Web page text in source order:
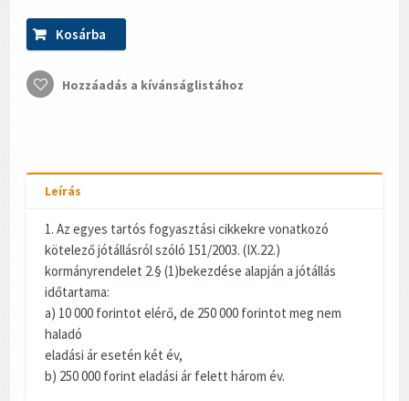
Kosárba
Hozzáadás a kívánságlistához
Leírás
1. Az egyes tartós fogyasztási cikkekre vonatkozó
kötelező jótállásról szóló 151/2003. (IX.22.)
kormányrendelet 2.§ (1)bekezdése alapján a jótállás
időtartama:
a) 10 000 forintot elérő, de 250 000 forintot meg nem
haladó
eladási ár esetén két év,
b) 250 000 forint eladási ár felett három év.